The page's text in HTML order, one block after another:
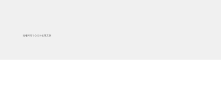
版權所有© 2019 松風文旅